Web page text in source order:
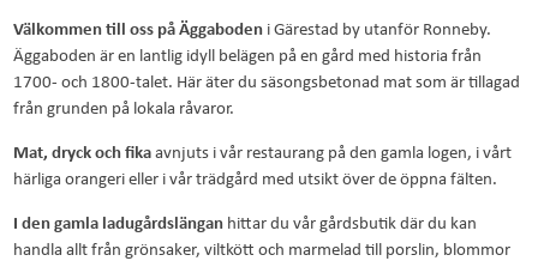
Välkommen till oss på Äggaboden i Gärestad by utanför Ronneby.
Äggaboden är en lantlig idyll belägen på en gård med historia från
1700- och 1800-talet. Här äter du säsongsbetonad mat som är tillagad
från grunden på lokala råvaror.
Mat, dryck och fika avnjuts i vår restaurang på den gamla logen, i vårt
härliga orangeri eller i vår trädgård med utsikt över de öppna fälten.
I den gamla ladugårdslängan hittar du vår gårdsbutik där du kan
handla allt från grönsaker, viltkött och marmelad till porslin, blommor